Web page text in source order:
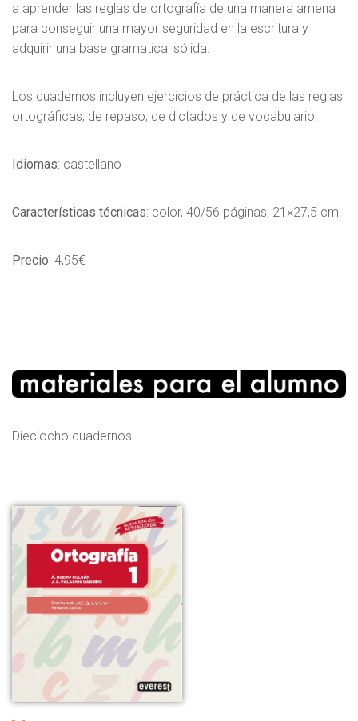
a aprender las reglas de ortografía de una manera amena
para conseguir una mayor seguridad en la escritura y
adquirir una base gramatical sólida.
Los cuadernos incluyen ejercicios de práctica de las reglas
ortográficas, de repaso, de dictados y de vocabulario.
Idiomas: castellano
Características técnicas: color, 40/56 páginas, 21×27,5 cm
Precio: 4,95€
Dieciocho cuadernos.